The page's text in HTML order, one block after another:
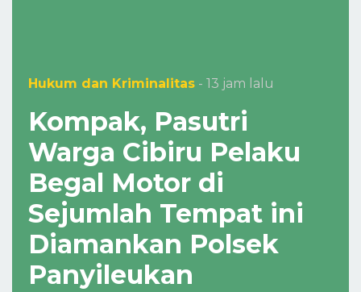
Hukum dan Kriminalitas - 13 jam lalu
Kompak, Pasutri
Warga Cibiru Pelaku
Begal Motor di
Sejumlah Tempat ini
Diamankan Polsek
Panyileukan